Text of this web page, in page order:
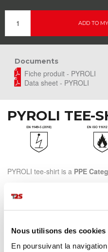
Nous utilisons des cookies
En poursuivant la
ADD TO
Documents
Fiche produit - PYROLI
Data sheet - PYROLI
PYROLI TEE-
PYROLI tee-shirt is a PPE
when working in hazardous